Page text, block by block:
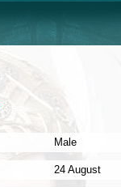
Male
24 August